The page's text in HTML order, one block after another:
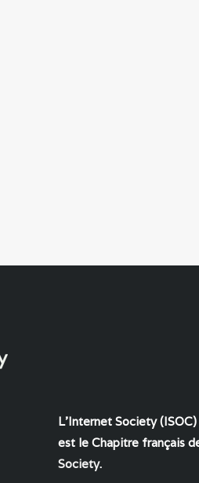
L'Internet Society (ISOC)
est le Chapitre français
Society.